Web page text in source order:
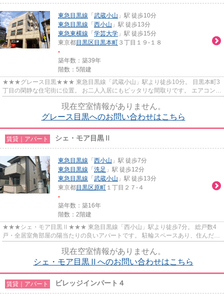
東急目黒線 「 武蔵小山 」駅 徒歩10分
東急目黒線 「 西小山 」駅 徒歩13分
東急東横線 「 学芸大学 」駅 徒歩15分
東京都目黒区 目黒本町 ３丁目１９-１８
-
築年数：築39年
階数：5階建
★★★グレース目黒★★★ 東急目黒線「武蔵小山」駅より徒歩10分。 目黒本町3
丁目の閑静な住宅街に位置。 お二人入居にもピッタリな間取りです。 エアコン2
現在空室情報がありません。
グレース目黒へのお問い合わせはこちら
賃貸｜アパート シェ・モア目黒Ⅱ
東急目黒線 「 西小山 」駅 徒歩7分
東急目黒線 「 洗足 」駅 徒歩12分
東急目黒線 「 武蔵小山 」駅 徒歩13分
東京都目黒区原町 １丁目２７-４
-
築年数：築16年
階数：2階建
★★★シェ・モア目黒Ⅱ★★★ 東急目黒線「西小山」駅より徒歩7分。 総戸数4
戸・全居室角部屋の陽当たりの良いアパートです。 駐輪スペースあり、住んだ日
現在空室情報がありません。
シェ・モア目黒Ⅱへのお問い合わせはこちら
賃貸｜アパート ビレッジインパート４